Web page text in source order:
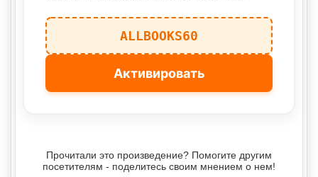
ALLBOOKS60
Активировать
Прочитали это произведение? Помогите другим
посетителям - поделитесь своим мнением о нем!